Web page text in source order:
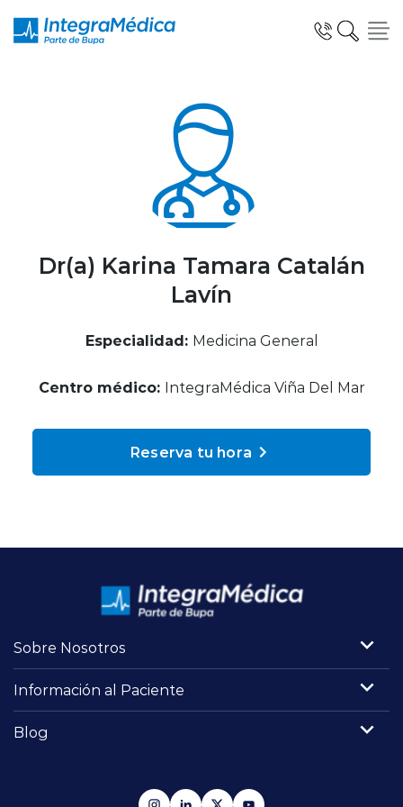
Especialidades y Servicios
Telemedicina Blua
Clínicas Dentales
Reserva de Horas
Mi Portal Bupa
Dr(a) Karina Tamara Catalán
Lavín
Especialidad: Medicina General
Centro médico: IntegraMédica Viña Del Mar
Reserva tu hora
Sobre Nosotros
Información al Paciente
Blog